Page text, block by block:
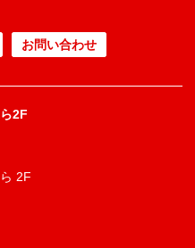
お問い合わせ
2F
2F